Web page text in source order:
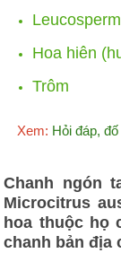
Hoa hiên
Trôm
Xem: Hỏi đáp,
Chanh ngón
Microcitrus
hoa thuộc họ
chanh bản địa